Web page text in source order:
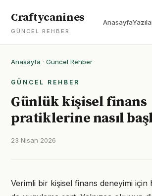
Craftycanines
GÜNCEL REHBER
Anasayfa
Anasayfa · Güncel Rehber
GÜNCEL REHBER
Günlük kişisel finans
pratiklerine nasıl
23 Nisan 2026
Verimli bir kişisel finans deneyimi için